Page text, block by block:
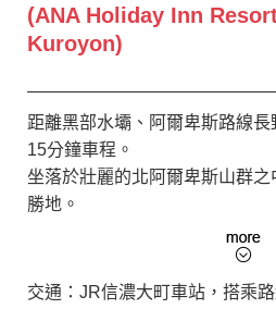
(ANA Holiday Inn
Kuroyon)
距離黑部水壩、阿爾卑斯路線
15分鐘車程。
坐落於壯麗的北阿爾卑斯山群
勝地。
度假村內設施完善，包含露天溫
夫場等。(部分活動設施需另行
交通：JR信濃大町車站，搭乘